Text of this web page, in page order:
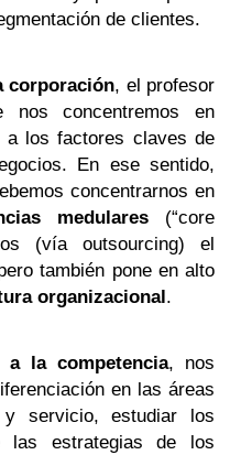
de clientes.
corporación, el profesor
nos concentremos en
a los factores claves de
En ese sentido,
concentrarnos en
medulares (“core
(vía outsourcing) el
también pone en alto
organizacional .
a la competencia, nos
en las áreas
servicio, estudiar los
las estrategias de los